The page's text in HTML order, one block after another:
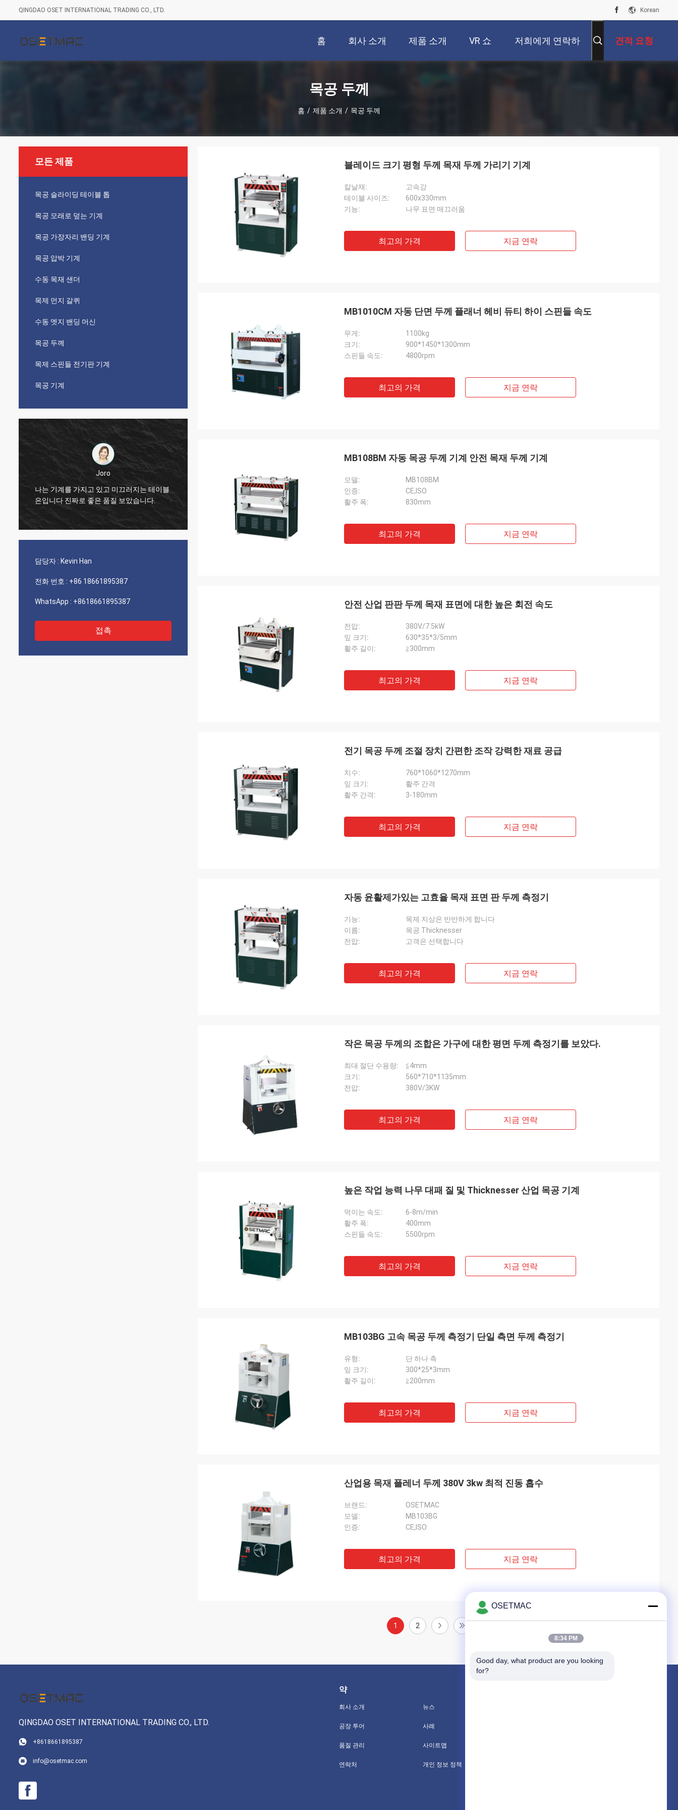
QINGDAO OSET INTERNATIONAL TRADING CO., LTD. Korean
홈 회사 소개 제품 소개 VR 쇼 저희에게 연락하 견적 요청
목공 두께
홈 / 제품 소개 / 목공 두께
모든 제품
목공 슬라이딩 테이블 톱
목공 모래로 덮는 기계
목공 가장자리 밴딩 기계
목공 압박 기계
수동 목재 샌더
목제 먼지 갈퀴
수동 엣지 밴딩 머신
목공 두께
목제 스핀들 전기판 기계
목공 기계
Joro
나는 기계를 가지고 있고 미끄러지는 테이블
은입니다 진짜로 좋은 품질 보았습니다.
나는 기계를 가지고 있고 미끄러지는 테이블
은입니다 진짜로 좋은 품질 보았습니다.
담당자 : Kevin Han
전화 번호 : +86 18661895387
WhatsApp : +8618661895387
접촉
블레이드 크기 평형 두께 목재 두께 가리기 기계
칼날재:
고속강
테이블 사이즈:
600x330mm
기능:
나무 표면 매끄러움
최고의 가격 지금 연락
MB1010CM 자동 단면 두께 플래너 헤비 듀티 하이 스핀들 속도
무게:
1100kg
크기:
900*1450*1300mm
스핀들 속도:
4800rpm
최고의 가격 지금 연락
MB108BM 자동 목공 두께 기계 안전 목재 두께 기계
모델:
MB108BM
인증:
CE,ISO
활주 폭:
830mm
최고의 가격 지금 연락
안전 산업 판판 두께 목재 표면에 대한 높은 회전 속도
전압:
380V/7.5kW
잎 크기:
630*35*3/5mm
활주 길이:
≧300mm
최고의 가격 지금 연락
전기 목공 두께 조절 장치 간편한 조작 강력한 재료 공급
치수:
760*1060*1270mm
잎 크기:
활주 간격
활주 간격:
3-180mm
최고의 가격 지금 연락
자동 윤활제가있는 고효율 목재 표면 판 두께 측정기
기능:
목제 지상은 반반하게 합니다
이름:
목공 Thicknesser
전압:
고객은 선택합니다
최고의 가격 지금 연락
작은 목공 두께의 조합은 가구에 대한 평면 두께 측정기를 보았다.
최대 절단 수용량:
≦4mm
크기:
560*710*1135mm
전압:
380V/3KW
최고의 가격 지금 연락
높은 작업 능력 나무 대패 질 및 Thicknesser 산업 목공 기계
먹이는 속도:
6-8m/min
활주 폭:
400mm
스핀들 속도:
5500rpm
최고의 가격 지금 연락
MB103BG 고속 목공 두께 측정기 단일 측면 두께 측정기
유형:
단 하나 측
잎 크기:
300*25*3mm
활주 길이:
≧200mm
최고의 가격 지금 연락
산업용 목재 플레너 두께 380V 3kw 최적 진동 흡수
브랜드:
OSETMAC
모델:
MB103BG
인증:
CE,ISO
최고의 가격 지금 연락
1 2
QINGDAO OSET INTERNATIONAL TRADING CO., LTD.
+8618661895387
info@osetmac.com
약
회사 소개
공장 투어
품질 관리
연락처
뉴스
사례
사이트맵
개인 정보 정책
OSETMAC
8:34 PM
Good day, what product are you looking
for?